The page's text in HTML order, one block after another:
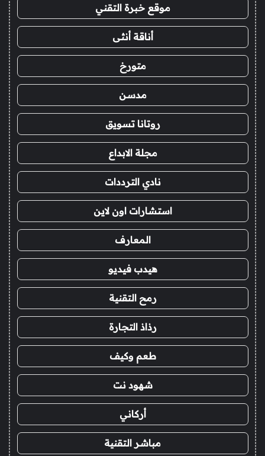
موقع خبرة التقني
أناقة أنثى
متورخ
مدسن
روتانا تسويق
مجلة الابداع
نادي الترددات
استشارات اون لاين
المعارف
هيدب فيديو
رمح التقنية
رذاذ التجارة
طعم وكيف
شهود نت
أركاني
مباشر التقنية